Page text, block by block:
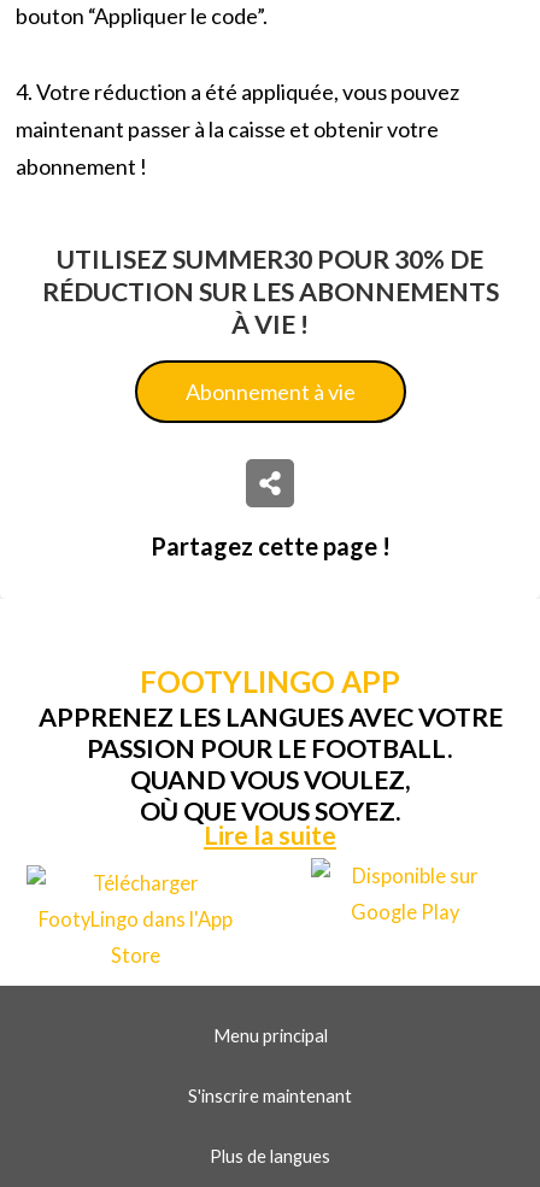
bouton “Appliquer le code”.
4. Votre réduction a été appliquée, vous pouvez
maintenant passer à la caisse et obtenir votre
abonnement !
UTILISEZ SUMMER30 POUR 30% DE
RÉDUCTION SUR LES ABONNEMENTS
À VIE !
Abonnement à vie
Partagez cette page !
FOOTYLINGO APP
APPRENEZ LES LANGUES AVEC VOTRE
PASSION POUR LE FOOTBALL.
QUAND VOUS VOULEZ,
OÙ QUE VOUS SOYEZ.
Lire la suite
Menu principal
S'inscrire maintenant
Plus de langues